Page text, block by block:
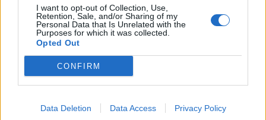
I want to opt-out of Collection, Use,
Retention, Sale, and/or Sharing of my
Personal Data that Is Unrelated with the
Purposes for which it was collected.
Opted Out
CONFIRM
Data Deletion Data Access Privacy Policy
100%PES
Μπλούζα χωρίς μανίκια με χαλαρή, κομψή γραμμή
Ίσια λαιμόκοψη και πλούσιες σούρες που δημιουργούν κίνηση
Ελαστικό τελείωμα στη μέση για σταθερή εφαρμογή
Κομψό και θηλυκό σχέδιο, ιδανικό για day-to-night εμφανίσεις